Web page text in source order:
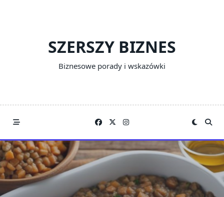
SZERSZY BIZNES
Biznesowe porady i wskazówki